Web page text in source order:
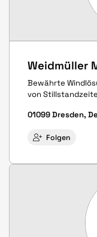
Weidmüller
Bewährte
von
01099 Dresden,
Folgen